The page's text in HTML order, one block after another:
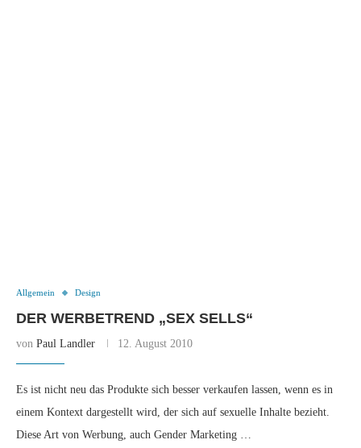
Allgemein Design
DER WERBETREND „SEX SELLS“
von Paul Landler 12. August 2010
Es ist nicht neu das Produkte sich besser verkaufen lassen, wenn es in
einem Kontext dargestellt wird, der sich auf sexuelle Inhalte bezieht.
Diese Art von Werbung, auch Gender Marketing …